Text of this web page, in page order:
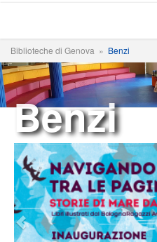
Biblioteche di Genova » Benzi
Benzi